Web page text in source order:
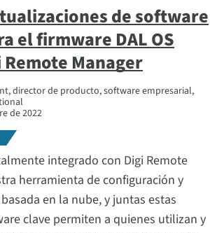
de software
el firmware DAL OS
Remote Manager
director de producto, software empresarial,
de 2022
integrado con Digi Remote
herramienta de configuración y
en la nube, y juntas estas
clave permiten a quienes utilizan y